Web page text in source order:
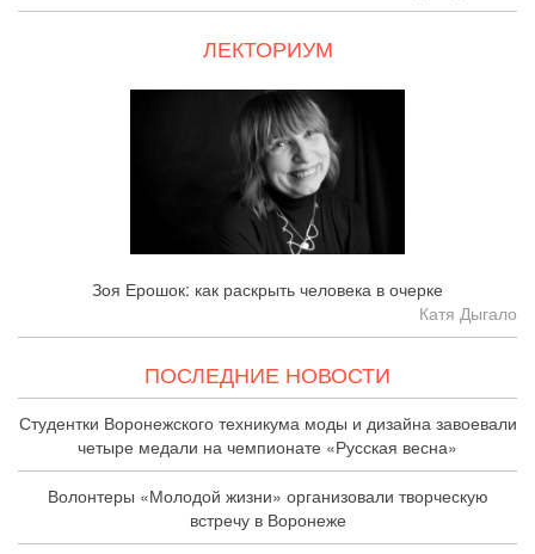
ЛЕКТОРИУМ
Зоя Ерошок: как раскрыть человека в очерке
Катя Дыгало
ПОСЛЕДНИЕ НОВОСТИ
Студентки Воронежского техникума моды и дизайна завоевали
четыре медали на чемпионате «Русская весна»
Волонтеры «Молодой жизни» организовали творческую
встречу в Воронеже